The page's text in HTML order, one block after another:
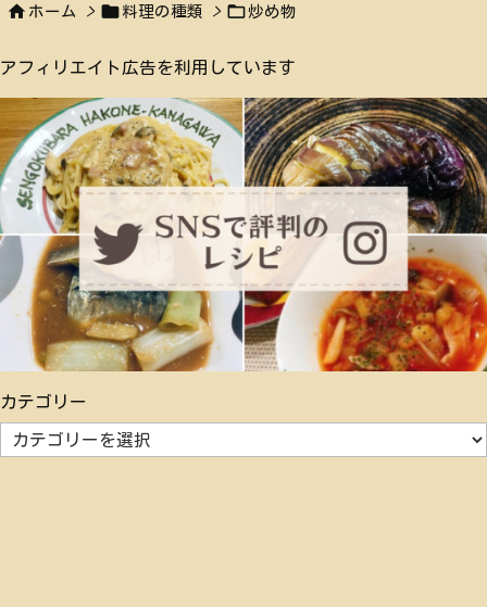
 ホーム >  料理の種類 > 炒め物
アフィリエイト広告を利用しています
カテゴリー
テ